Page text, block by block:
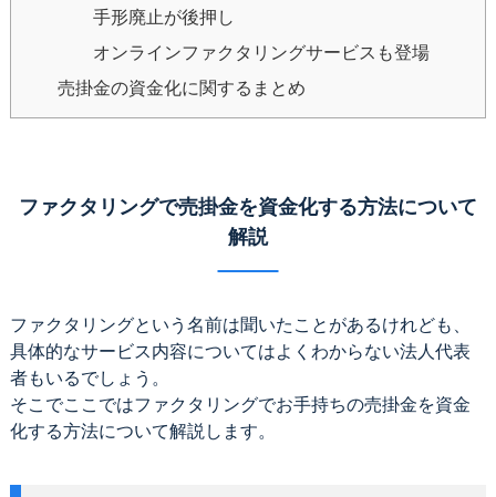
手形廃止が後押し
オンラインファクタリングサービスも登場
売掛金の資金化に関するまとめ
ファクタリングで売掛金を資金化する方法について
解説
ファクタリングという名前は聞いたことがあるけれども、
具体的なサービス内容についてはよくわからない法人代表
者もいるでしょう。
そこでここではファクタリングでお手持ちの売掛金を資金
化する方法について解説します。